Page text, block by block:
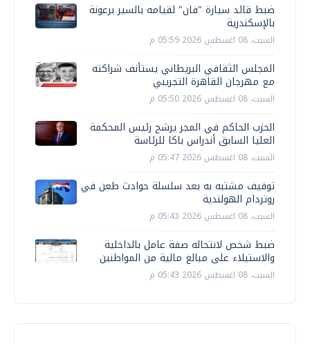
ضبط قائد سيارة "فان" لقيامه بالسير برعونة
بالإسكندرية
السبت، 08 اغسطس 2026 05:59 م
المجلس الثقافي البريطاني يستأنف شراكته
مع مهرجان القاهرة التجريبي
السبت، 08 اغسطس 2026 05:50 م
الحزب الحاكم في المجر يرشح رئيس المحكمة
العليا السابق أندراس باكا للرئاسة
السبت، 08 اغسطس 2026 05:47 م
توقيف مشتبه به بعد سلسلة حوادث طعن في
روتردام الهولندية
السبت، 08 اغسطس 2026 05:43 م
ضبط شخص لانتحاله صفة عامل بالداخلية
والاستيلاء على مبالغ مالية من المواطنين
السبت، 08 اغسطس 2026 05:43 م